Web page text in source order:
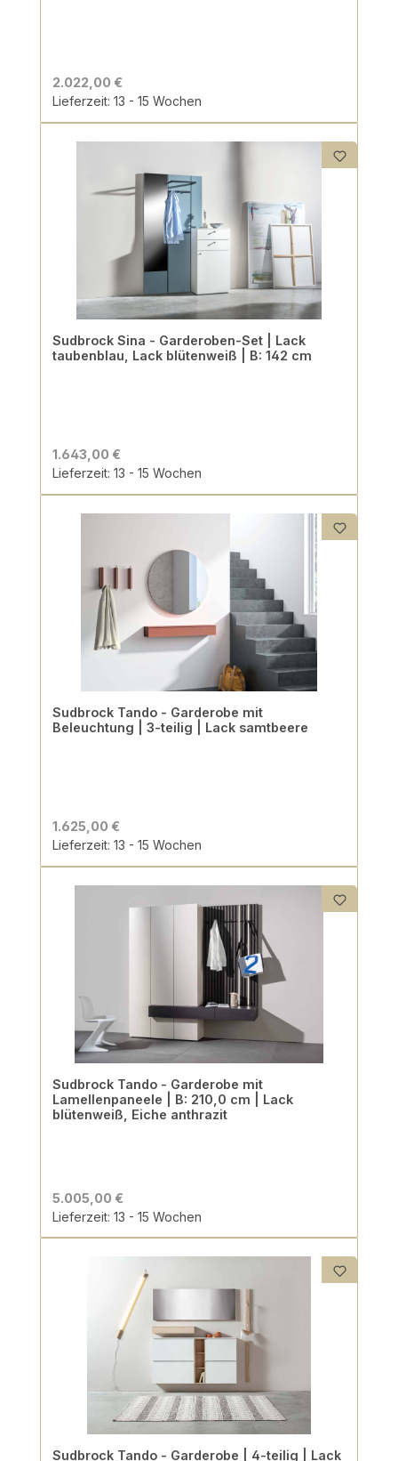
2.022,00 €
Lieferzeit: 13 - 15 Wochen
Sudbrock Sina - Garderoben-Set | Lack
taubenblau, Lack blütenweiß | B: 142 cm
1.643,00 €
Lieferzeit: 13 - 15 Wochen
Sudbrock Tando - Garderobe mit
Beleuchtung | 3-teilig | Lack samtbeere
1.625,00 €
Lieferzeit: 13 - 15 Wochen
Sudbrock Tando - Garderobe mit
Lamellenpaneele | B: 210,0 cm | Lack
blütenweiß, Eiche anthrazit
5.005,00 €
Lieferzeit: 13 - 15 Wochen
Sudbrock Tando - Garderobe | 4-teilig | Lack